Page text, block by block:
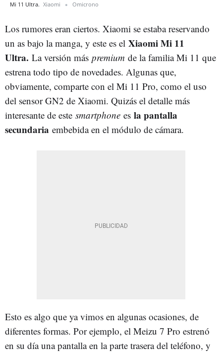
Mi 11 Ultra. Xiaomi Omicrono
Los rumores eran ciertos. Xiaomi se estaba reservando
un as bajo la manga, y este es el Xiaomi Mi 11
Ultra. La versión más premium de la familia Mi 11 que
estrena todo tipo de novedades. Algunas que,
obviamente, comparte con el Mi 11 Pro, como el uso
del sensor GN2 de Xiaomi. Quizás el detalle más
interesante de este smartphone es la pantalla
secundaria embebida en el módulo de cámara.
Esto es algo que ya vimos en algunas ocasiones, de
diferentes formas. Por ejemplo, el Meizu 7 Pro estrenó
en su día una pantalla en la parte trasera del teléfono, y